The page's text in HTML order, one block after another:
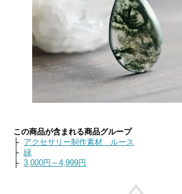
この商品が含まれる商品グループ
├ アクセサリー制作素材 ルース
├緑
├3,000円～4,999円